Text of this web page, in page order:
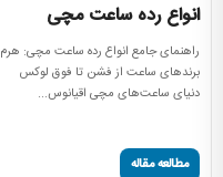
انواع رده ساعت مچی
راهنمای جامع انواع رده ساعت مچی: هرم
برندهای ساعت از فشن تا فوق لوکس
دنیای ساعت‌های مچی اقیانوس...
مطالعه مقاله